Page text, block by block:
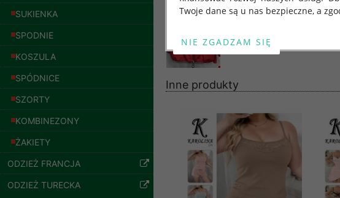
SUKIENKA
SPODNIE
KOSZULA
SPÓDNICE
SZORTY
KOMBINEZONY
ŻAKIETY
ODZIEŻ FRANCJA
ODZIEŻ TURECKA
Spodnie damskie
jeansy Roz 25-30, 1
61.00 zł Inne produkty
Twoje dane są u nas bezpieczne, a
Od 25 maja 2018 roku obowiązuje
kwietnia 2016 r. w sprawie ochrony
swobodnego przepływu takich
przetwarzaniu Twoich danych oraz
Potrzebujemy na to Twojej zgody.
Jeżeli klikniesz przycisk „Przejdź
GROUP
Sp. z o.o.
Wyrażenie zgody jest dobrowolne.
wpływa na zgodność z prawem